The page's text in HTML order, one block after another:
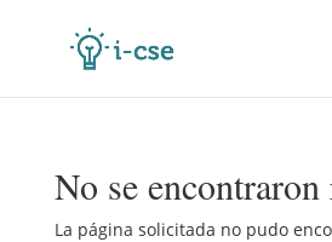
No se encontraron
La página solicitada no pudo